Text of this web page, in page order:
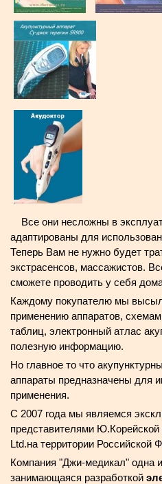
Все они несложны в
адаптированы для
Теперь Вам не нужно будет
экстрасенсов, массажистов.
сможете проводить у себя
Каждому покупателю мы
применению аппаратов,
таблиц, электронный атлас
полезную информацию.
Но главное то что
аппараты предназначены для
применения.
C 2007 года мы являемся
представителями
Ltd.на территории Российской
Компания "Джи-медикал" одна
занимающаяся разработкой